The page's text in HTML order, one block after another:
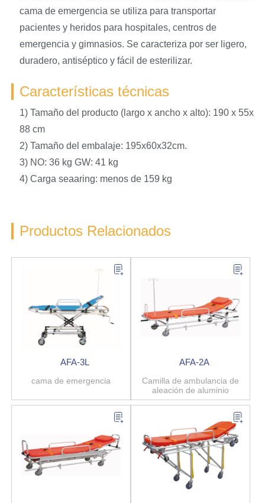
cama de emergencia se utiliza para transportar
pacientes y heridos para hospitales, centros de
emergencia y gimnasios. Se caracteriza por ser ligero,
duradero, antiséptico y fácil de esterilizar.
Características técnicas
1) Tamaño del producto (largo x ancho x alto): 190 x 55x
88 cm
2) Tamaño del embalaje: 195x60x32cm.
3) NO: 36 kg GW: 41 kg
4) Carga seaaring: menos de 159 kg
Productos Relacionados
AFA-3L
cama de emergencia
AFA-2A
Camilla de ambulancia de
aleación de aluminio